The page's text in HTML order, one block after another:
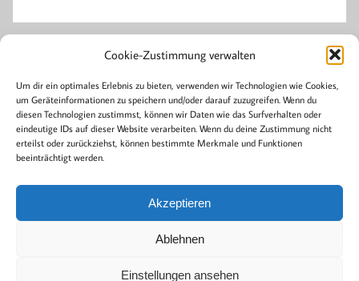
Cookie-Zustimmung verwalten
Um dir ein optimales Erlebnis zu bieten, verwenden wir Technologien wie Cookies,
um Geräteinformationen zu speichern und/oder darauf zuzugreifen. Wenn du
diesen Technologien zustimmst, können wir Daten wie das Surfverhalten oder
eindeutige IDs auf dieser Website verarbeiten. Wenn du deine Zustimmung nicht
erteilst oder zurückziehst, können bestimmte Merkmale und Funktionen
beeinträchtigt werden.
Akzeptieren
Ablehnen
Einstellungen ansehen
Archiv
April 2023
Januar 2023